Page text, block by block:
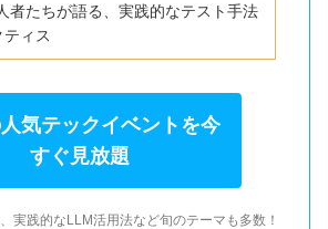
者たちが語る、実践的なテスト手法
ィス
気テックイベントを今
すぐ見放題
実践的なLLM活用法など旬のテーマも多数！